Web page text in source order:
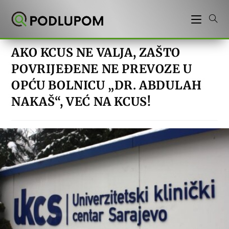
AKO KCUS NE VALJA, ZAŠTO
POVRIJEĐENE NE PREVOZE U
OPĆU BOLNICU „DR. ABDULAH
NAKAŠ“, VEĆ NA KCUS!